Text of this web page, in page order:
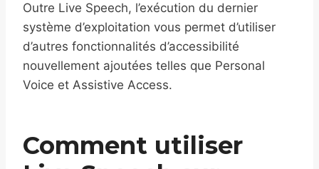
Outre Live Speech, l’exécution du dernier
système d’exploitation vous permet d’utiliser
d’autres fonctionnalités d’accessibilité
nouvellement ajoutées telles que Personal
Voice et Assistive Access.
Comment utiliser